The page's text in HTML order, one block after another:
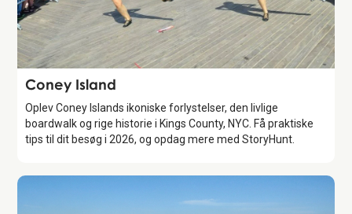
Attraction
Coney Island
Oplev Coney Islands ikoniske forlystelser, den livlige
boardwalk og rige historie i Kings County, NYC. Få praktiske
tips til dit besøg i 2026, og opdag mere med StoryHunt.